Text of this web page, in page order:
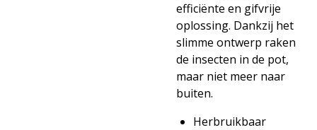
efficiënte en gifvrije
oplossing. Dankzij het
slimme ontwerp raken
de insecten in de pot,
maar niet meer naar
buiten.
Herbruikbaar